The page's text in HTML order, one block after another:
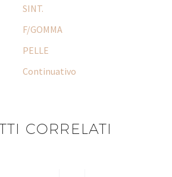
SINT.
F/GOMMA
PELLE
Continuativo
CORRELATI